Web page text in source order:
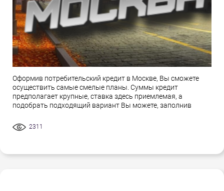
Оформив потребительский кредит в Москве, Вы сможете
осуществить самые смелые планы. Суммы кредит
предполагает крупные, ставка здесь приемлемая, а
подобрать подходящий вариант Вы можете, заполнив
2311